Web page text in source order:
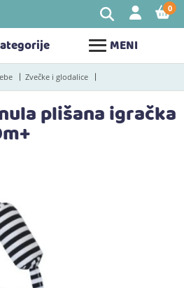
MENI
0
Zvečke i glodalice
plišana igračka